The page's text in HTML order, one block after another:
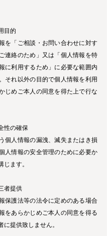
目的
を「ご相談・お問い合わせに対す
連絡のため」又は「個人情報を特
に利用するため」に必要な範囲内
それ以外の目的で個人情報を利用
じめご本人の同意を得た上で行な
性の確保
個人情報の漏洩、滅失またはき損
人情報の安全管理のために必要か
じます。
者提供
保護法等の法令に定めのある場合
をあらかじめご本人の同意を得る
に提供致しません。